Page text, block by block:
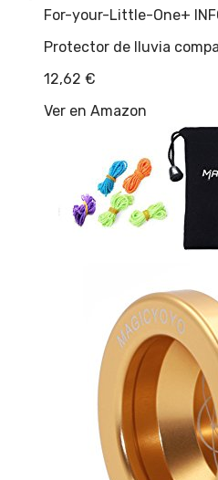
For-your-Little-One+
Protector de lluvia
12,62 €
Ver en Amazon